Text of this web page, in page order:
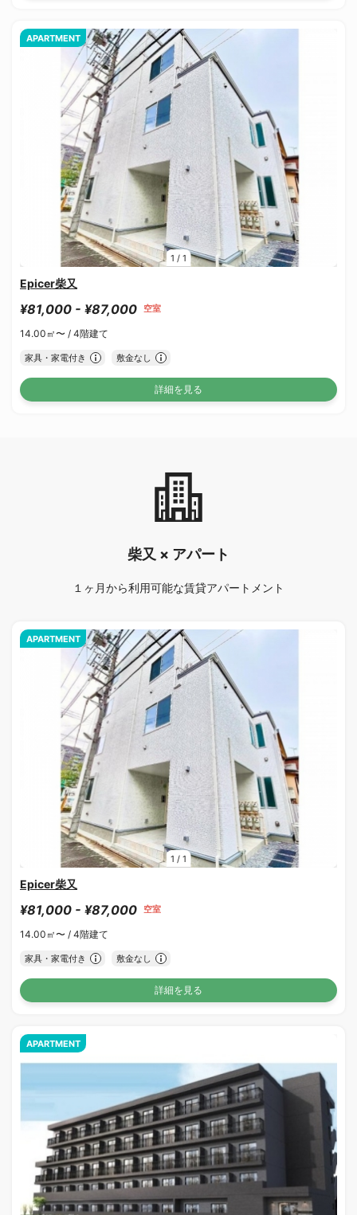
1 / 1
APARTMENT
Epicer柴又
¥81,000 - ¥87,000 空室
14.00㎡〜 / 4階建て
家具・家電付き 敷金なし
詳細を見る
柴又 × アパート
１ヶ月から利用可能な賃貸アパートメント
1 / 1
APARTMENT
Epicer柴又
¥81,000 - ¥87,000 空室
14.00㎡〜 / 4階建て
家具・家電付き 敷金なし
詳細を見る
APARTMENT